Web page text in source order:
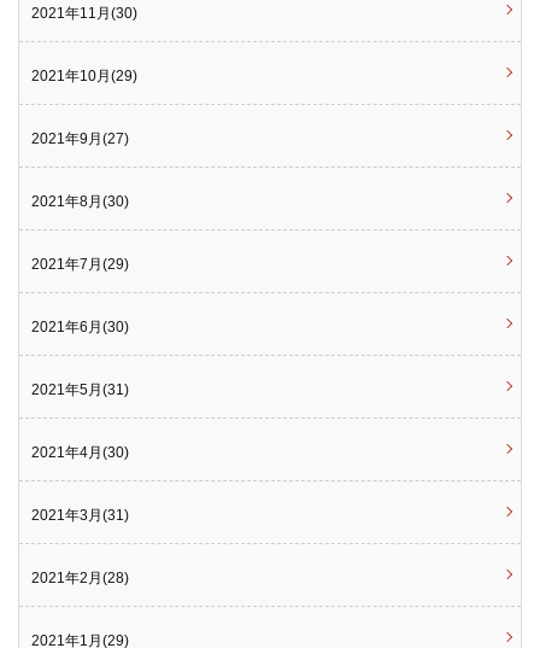
2021年11月(30)
2021年10月(29)
2021年9月(27)
2021年8月(30)
2021年7月(29)
2021年6月(30)
2021年5月(31)
2021年4月(30)
2021年3月(31)
2021年2月(28)
2021年1月(29)